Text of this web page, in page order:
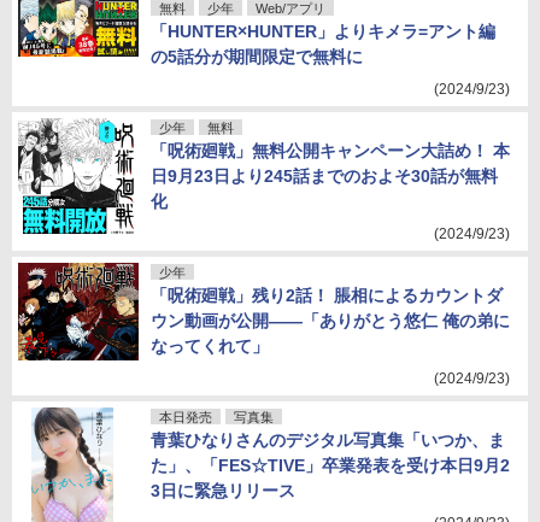
無料 少年 Web/アプリ
「HUNTER×HUNTER」よりキメラ=アント編
の5話分が期間限定で無料に
(2024/9/23)
少年 無料
「呪術廻戦」無料公開キャンペーン大詰め！ 本
日9月23日より245話までのおよそ30話が無料
化
(2024/9/23)
少年
「呪術廻戦」残り2話！ 脹相によるカウントダ
ウン動画が公開――「ありがとう悠仁 俺の弟に
なってくれて」
(2024/9/23)
本日発売 写真集
青葉ひなりさんのデジタル写真集「いつか、ま
た」、「FES☆TIVE」卒業発表を受け本日9月2
3日に緊急リリース